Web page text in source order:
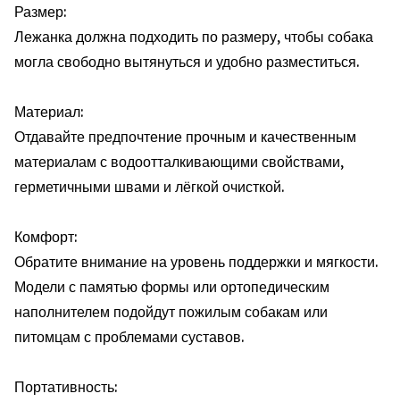
Размер:
Лежанка должна подходить по размеру, чтобы собака
могла свободно вытянуться и удобно разместиться.
Материал:
Отдавайте предпочтение прочным и качественным
материалам с водоотталкивающими свойствами,
герметичными швами и лёгкой очисткой.
Комфорт:
Обратите внимание на уровень поддержки и мягкости.
Модели с памятью формы или ортопедическим
наполнителем подойдут пожилым собакам или
питомцам с проблемами суставов.
Портативность: